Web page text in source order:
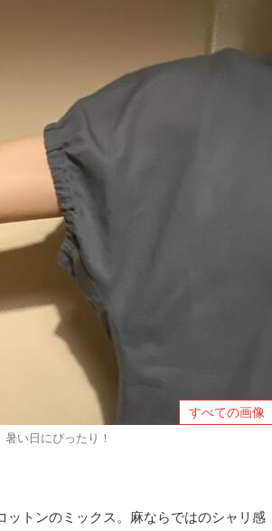
すべての画像
い日にぴったり！
ットンのミックス。麻ならではのシャリ感